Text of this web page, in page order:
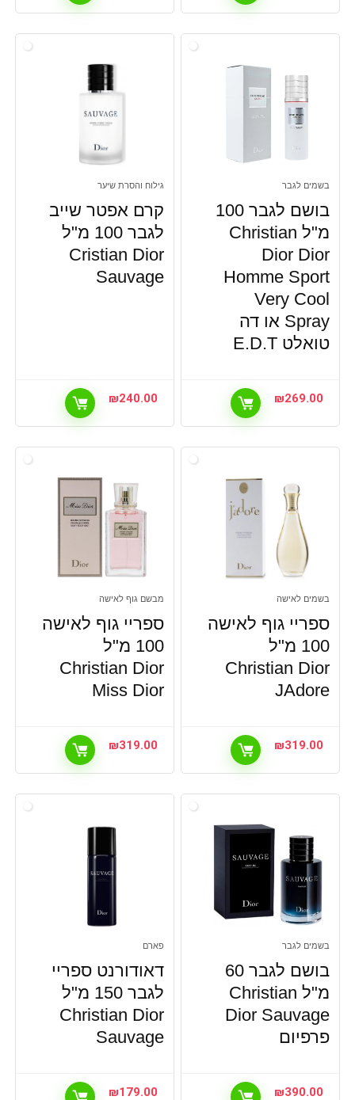
בשמים לגבר
בושם לגבר 100
מ"ל Christian
Dior Dior
Homme Sport
Very Cool
Spray או דה
טואלט E.D.T
₪269.00
גילוח והסרת שיער
קרם אפטר שייב
לגבר 100 מ"ל
Cristian Dior
Sauvage
₪240.00
בשמים לאישה
ספריי גוף לאישה
100 מ"ל
Christian Dior
JAdore
₪319.00
מבשם גוף לאישה
ספריי גוף לאישה
100 מ"ל
Christian Dior
Miss Dior
₪319.00
בשמים לגבר
בושם לגבר 60
מ"ל Christian
Dior Sauvage
פרפיום
₪390.00
פארם
דאודורנט ספריי
לגבר 150 מ"ל
Christian Dior
Sauvage
₪179.00